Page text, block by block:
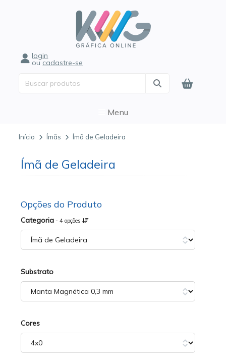
login
oucadastre-se
Menu
Início Ímãs Ímã de Geladeira
Ímã de Geladeira
Opções do Produto
Categoria - 4 opções
Substrato
Cores